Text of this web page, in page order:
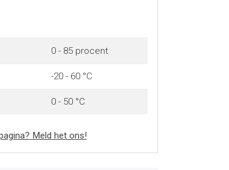
0 - 85 procent
-20 - 60 °C
0 - 50 °C
Meld het ons!